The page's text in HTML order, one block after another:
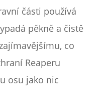
části používá
pěkně a čistě
co
Reaperu
osu jako nic